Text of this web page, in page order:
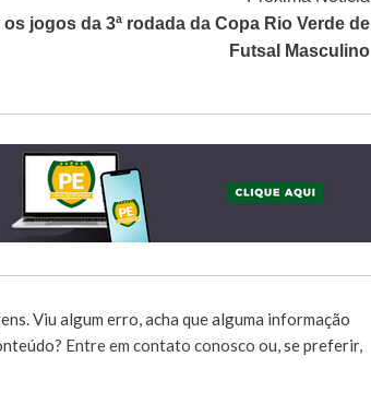
jogos da 3ª rodada da Copa Rio Verde de
Futsal Masculino
Viu algum erro, acha que alguma informação
Entre em contato conosco ou, se preferir,